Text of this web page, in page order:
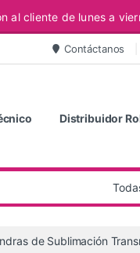
al cliente de lunes a
Contáctanos
Distribuidor
de Sublimación